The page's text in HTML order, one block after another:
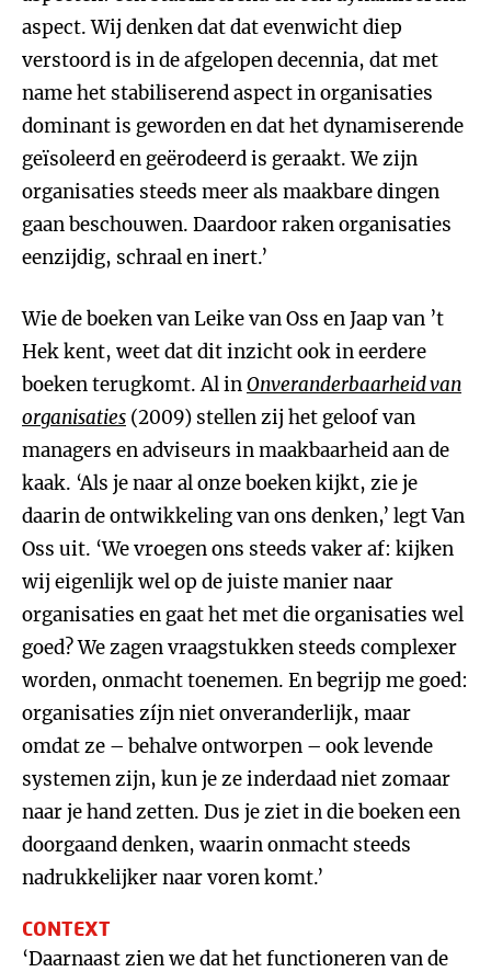
aspect. Wij denken dat dat evenwicht diep
verstoord is in de afgelopen decennia, dat met
name het stabiliserend aspect in organisaties
dominant is geworden en dat het dynamiserende
geïsoleerd en geërodeerd is geraakt. We zijn
organisaties steeds meer als maakbare dingen
gaan beschouwen. Daardoor raken organisaties
eenzijdig, schraal en inert.’
Wie de boeken van Leike van Oss en Jaap van ’t
Hek kent, weet dat dit inzicht ook in eerdere
boeken terugkomt. Al inOnveranderbaarheid van
organisaties (2009) stellen zij het geloof van
managers en adviseurs in maakbaarheid aan de
kaak. ‘Als je naar al onze boeken kijkt, zie je
daarin de ontwikkeling van ons denken,’ legt Van
Oss uit. ‘We vroegen ons steeds vaker af: kijken
wij eigenlijk wel op de juiste manier naar
organisaties en gaat het met die organisaties wel
goed? We zagen vraagstukken steeds complexer
worden, onmacht toenemen. En begrijp me goed:
organisaties zíjn niet onveranderlijk, maar
omdat ze – behalve ontworpen – ook levende
systemen zijn, kun je ze inderdaad niet zomaar
naar je hand zetten. Dus je ziet in die boeken een
doorgaand denken, waarin onmacht steeds
nadrukkelijker naar voren komt.’
CONTEXT
‘Daarnaast zien we dat het functioneren van de